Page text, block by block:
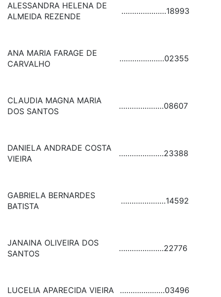
ALESSANDRA HELENA DE
ALMEIDA REZENDE
…………………18993
ANA MARIA FARAGE DE
CARVALHO
…………………02355
CLAUDIA MAGNA MARIA
DOS SANTOS
…………………08607
DANIELA ANDRADE COSTA
VIEIRA
…………………23388
GABRIELA BERNARDES
BATISTA
…………………14592
JANAINA OLIVEIRA DOS
SANTOS
…………………22776
LUCELIA APARECIDA VIEIRA …………………03496